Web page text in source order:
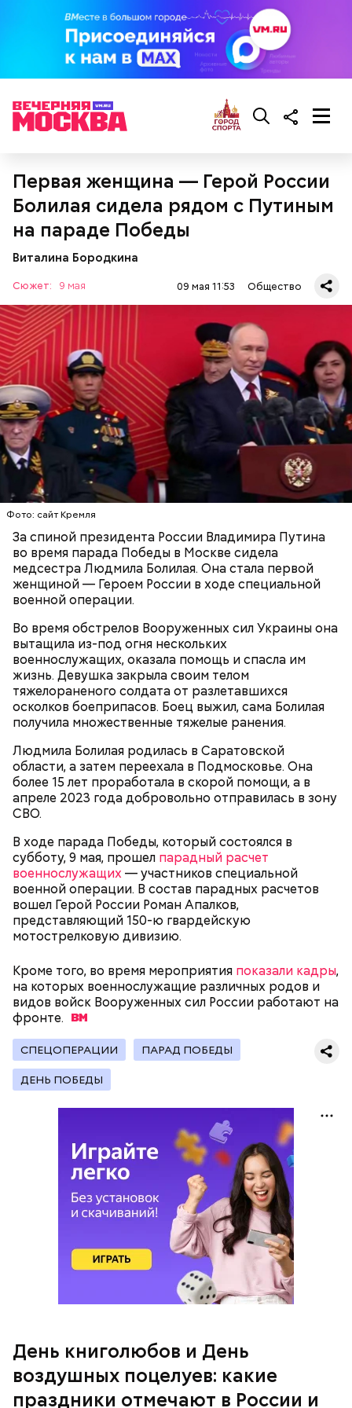
Первая женщина — Герой России
Болилая сидела рядом с Путиным
на параде Победы
Виталина Бородкина
Сюжет: 9 мая 09 мая 11:53 Общество
Фото: сайт Кремля
За спиной президента России Владимира Путина
во время парада Победы в Москве сидела
медсестра Людмила Болилая. Она стала первой
женщиной — Героем России в ходе специальной
военной операции.
Во время обстрелов Вооруженных сил Украины она
вытащила из-под огня нескольких
военнослужащих, оказала помощь и спасла им
жизнь. Девушка закрыла своим телом
тяжелораненого солдата от разлетавшихся
осколков боеприпасов. Боец выжил, сама Болилая
получила множественные тяжелые ранения.
Людмила Болилая родилась в Саратовской
области, а затем переехала в Подмосковье. Она
более 15 лет проработала в скорой помощи, а в
апреле 2023 года добровольно отправилась в зону
СВО.
В ходе парада Победы, который состоялся в
субботу, 9 мая, прошел парадный расчет
военнослужащих— участников специальной
военной операции. В состав парадных расчетов
вошел Герой России Роман Апалков,
представляющий 150-ю гвардейскую
мотострелковую дивизию.
Кроме того, во время мероприятия показали кадры,
на которых военнослужащие различных родов и
видов войск Вооруженных сил России работают на
фронте.
СПЕЦОПЕРАЦИИ ПАРАД ПОБЕДЫ
ДЕНЬ ПОБЕДЫ
День книголюбов и День
воздушных поцелуев: какие
праздники отмечают в России и
День воздушных поцелуев
День воздушных поцелуев отмечается с 1983 года.
В некоторых молодежных заведениях европейских
стран в этот праздник устраиваются
тематические вечеринки и флешмобы. Кроме того,
воздушный поцелуй близкому человеку через
социальные сети и мессенджеры.
Праздник любви
Праздник любви, или Ту бе-Ав, отмечается в
Израиле как местный аналог Дня святого
Валентина. Влюбленные в этот день делают друг
другу сюрпризы, дарят цветы и подарки,
устраивают свидания и признаются в своих
чувствах. Праздник уходит корнями в далекое
прошлое — во времена существования еврейской
традиции, когда девушки надевали белые платья и
водили хороводы в виноградниках, а юноши
искали себе невест.
День «Счастье случается» был инициирован
Тайным обществом счастливых людей, чтобы
напомнить людям, что счастье на самом деле
кроется в мелочах. Отпраздновать этот день
можно, поделившись с другими людьми
счастливыми моментами из своей жизни.